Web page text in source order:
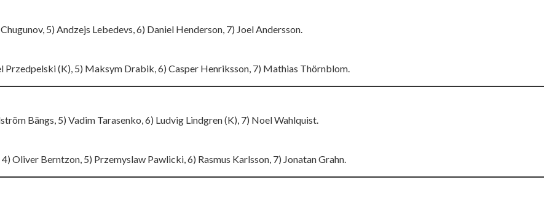
5) Andzejs Lebedevs, 6) Daniel Henderson, 7) Joel Andersson.
(K), 5) Maksym Drabik, 6) Casper Henriksson, 7) Mathias Thörnblom.
Bängs, 5) Vadim Tarasenko, 6) Ludvig Lindgren (K), 7) Noel Wahlquist.
Oliver Berntzon, 5) Przemyslaw Pawlicki, 6) Rasmus Karlsson, 7) Jonatan Grahn.